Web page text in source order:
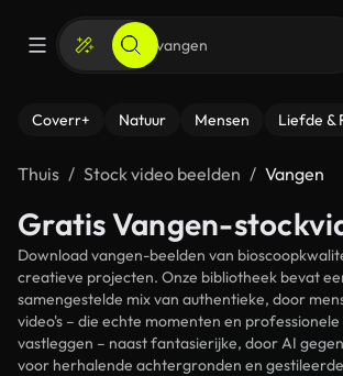
Coverr+ Natuur Mensen Liefde &
Thuis Stock video beelden Vangen
Gratis Vangen-
Download vangen-beelden van
creatieve projecten. Onze bibliotheek bevat
samengestelde mix van authentieke, door
video's – die echte momenten en
vastleggen – naast fantasierijke, door AI
voor herhalende achtergronden en